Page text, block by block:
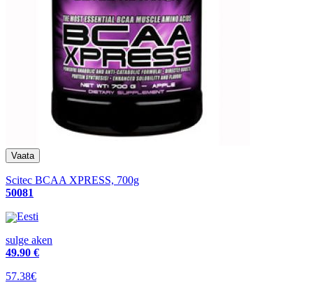
Scitec BCAA XPRESS, 700g
50081
Eesti
sulge aken
49.90 €
57.38€